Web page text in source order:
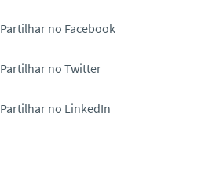
Partilhar no Facebook
Partilhar no Twitter
Partilhar no LinkedIn